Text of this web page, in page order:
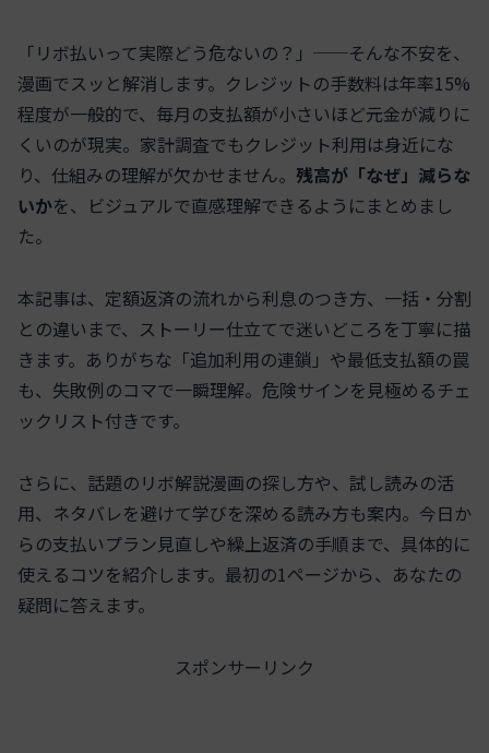
「リボ払いって実際どう危ないの？」──そんな不安を、
漫画でスッと解消します。クレジットの手数料は年率15%
程度が一般的で、毎月の支払額が小さいほど元金が減りに
くいのが現実。家計調査でもクレジット利用は身近にな
り、仕組みの理解が欠かせません。 残高が「なぜ」減らな
いかを、ビジュアルで直感理解できるようにまとめまし
た。
本記事は、定額返済の流れから利息のつき方、一括・分割
との違いまで、ストーリー仕立てで迷いどころを丁寧に描
きます。ありがちな「追加利用の連鎖」や最低支払額の罠
も、失敗例のコマで一瞬理解。危険サインを見極めるチェ
ックリスト付きです。
さらに、話題のリボ解説漫画の探し方や、試し読みの活
用、ネタバレを避けて学びを深める読み方も案内。今日か
らの支払いプラン見直しや繰上返済の手順まで、具体的に
使えるコツを紹介します。最初の1ページから、あなたの
疑問に答えます。
スポンサーリンク